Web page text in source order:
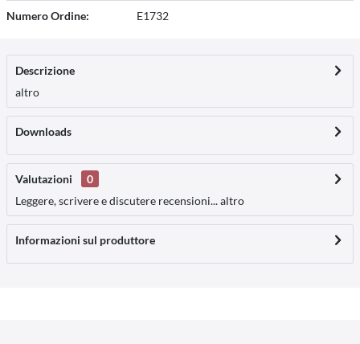
Numero Ordine: E1732
Descrizione
altro
Downloads
Valutazioni
0
Leggere, scrivere e discutere recensioni...altro
Informazioni sul produttore